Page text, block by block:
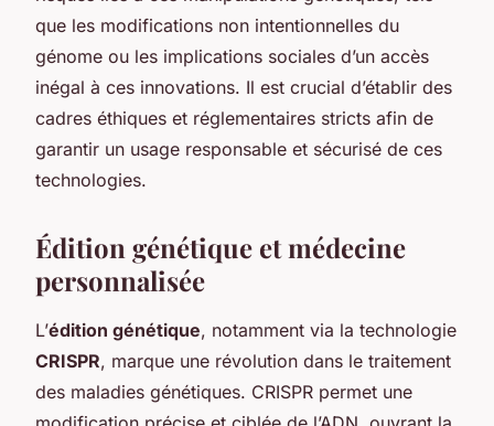
que les modifications non intentionnelles du
génome ou les implications sociales d’un accès
inégal à ces innovations. Il est crucial d’établir des
cadres éthiques et réglementaires stricts afin de
garantir un usage responsable et sécurisé de ces
technologies.
Édition génétique et médecine
personnalisée
L’édition génétique, notamment via la technologie
CRISPR, marque une révolution dans le traitement
des maladies génétiques. CRISPR permet une